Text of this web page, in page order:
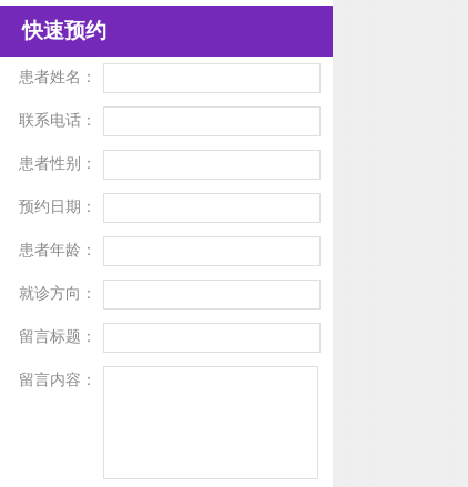
快速预约
患者姓名：
联系电话：
患者性别：
预约日期：
患者年龄：
就诊方向：
留言标题：
留言内容：